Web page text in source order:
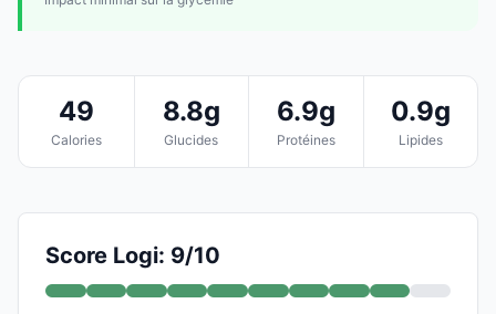
49
Calories
8.8g
Glucides
6.9g
Protéines
0.9g
Lipides
Score Logi: 9/10